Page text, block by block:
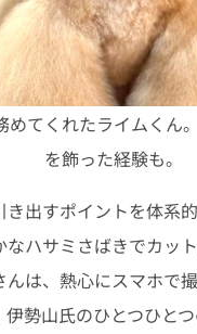
めてくれたライムくん
を飾った経験も。
き出すポイントを体系
なハサミさばきでカッ
んは、熱心にスマホで
伊勢山氏のひとつひと